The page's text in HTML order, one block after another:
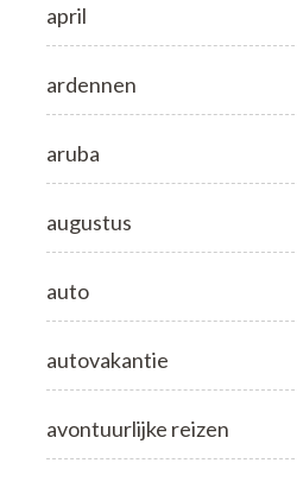
april
ardennen
aruba
augustus
auto
autovakantie
avontuurlijke reizen